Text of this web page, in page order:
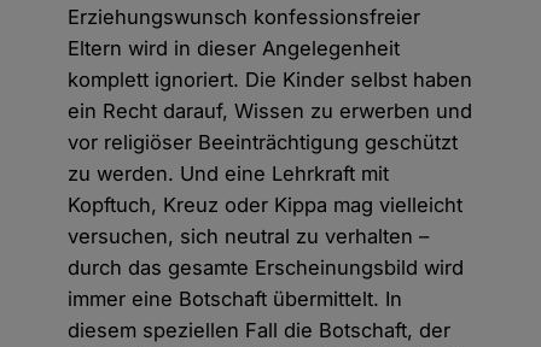
Erziehungs­wunsch konfessionsfreier
Eltern wird in dieser Angelegenheit
komplett ignoriert. Die Kinder selbst haben
ein Recht darauf, Wissen zu erwerben und
vor religiöser Beeinträchtigung geschützt
zu werden. Und eine Lehrkraft mit
Kopftuch, Kreuz oder Kippa mag vielleicht
versuchen, sich neutral zu verhalten –
durch das gesamte Erscheinungsbild wird
immer eine Botschaft übermittelt. In
diesem speziellen Fall die Botschaft, der